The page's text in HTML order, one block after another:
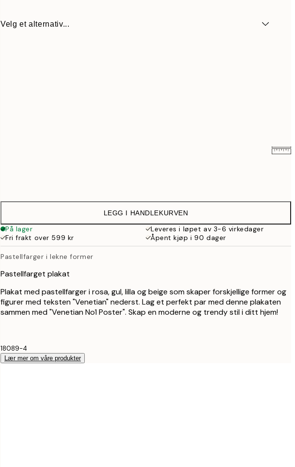
Velg et alternativ...
LEGG I HANDLEKURVEN
På lager
Leveres i løpet av 3-6 virkedager
Fri frakt over 599 kr
Åpent kjøp i 90 dager
Pastellfarger i lekne former
Pastellfarget plakat
Plakat med pastellfarger i rosa, gul, lilla og beige som skaper forskjellige former og
figurer med teksten "Venetian" nederst. Lag et perfekt par med denne plakaten
sammen med "Venetian No1 Poster". Skap en moderne og trendy stil i ditt hjem!
18089-4
Lær mer om våre produkter